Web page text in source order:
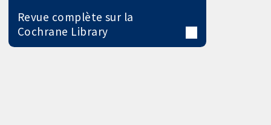
Revue complète sur la
Cochrane Library